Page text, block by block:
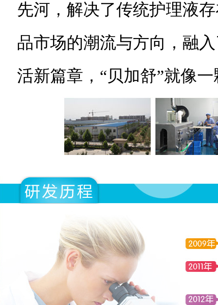
先河，解决了传统护理液
品市场的潮流与方向，融
活新篇章，“贝加舒”就像